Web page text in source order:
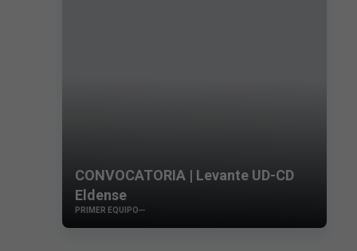
CONVOCATORIA | Levante UD-CD
Eldense
PRIMER EQUIPO